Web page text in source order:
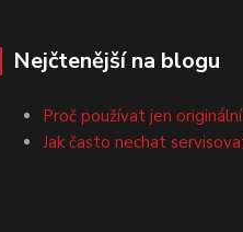
Nejčtenější na blogu
Proč používat jen
Jak často nechat